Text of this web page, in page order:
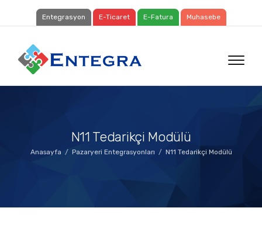
Entegrasyon E-Ticaret E-Fatura Muhasebe
N11 Tedarikçi Modülü
Anasayfa Pazaryeri Entegrasyonları N11 Tedarikçi Modülü